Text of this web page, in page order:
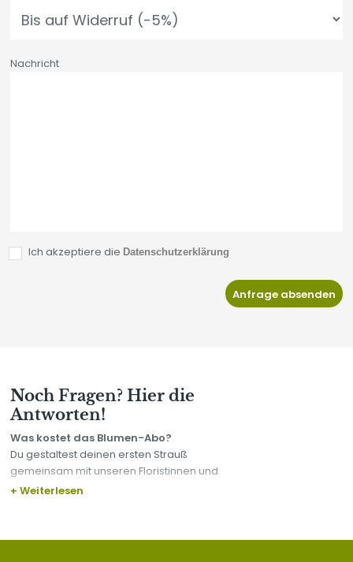
Nachricht
Ich akzeptiere die Datenschutzerklärung
Anfrage absenden
Noch Fragen? Hier die
Antworten!
Was kostet das Blumen-Abo?
Du gestaltest deinen ersten Strauß
gemeinsam mit unseren Floristinnen und
kannst mit ihnen die Größe, Machart und
wieder frisch mit leichten Varianzen für
+ Weiterlesen